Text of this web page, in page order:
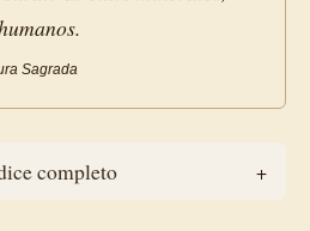
Sagrada
completo +